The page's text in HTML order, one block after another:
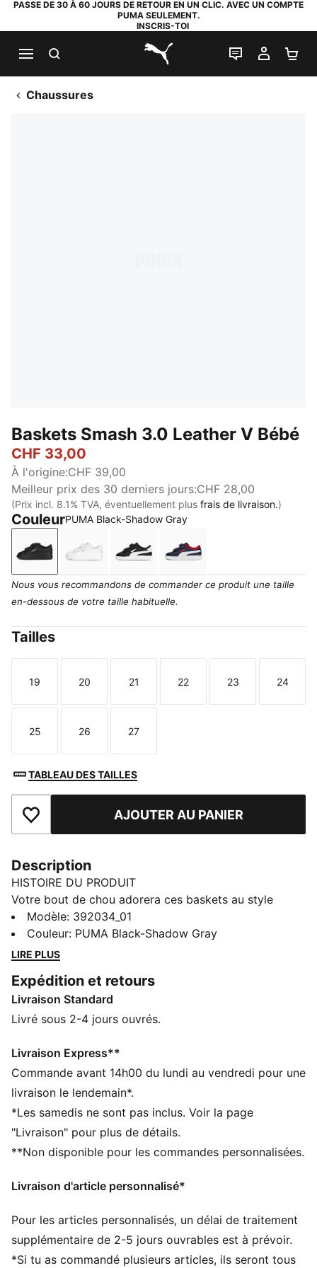
PASSE DE 30 À 60 JOURS DE RETOUR EN UN CLIC. AVEC UN COMPTE
PUMA SEULEMENT.
INSCRIS-TOI
PUMA.com
LIVE CHAT
MON
Chaussures
Baskets Smash 3.0 Leather V Bébé
CHF 33,00
À l'origine:CHF 39,00
Meilleur prix des 30 derniers jours:CHF 28,00
(Prix incl. 8.1% TVA, éventuellement plus frais de livraison.)
CouleurPUMA Black-Shadow Gray
PUMA Black-Shadow Gray
PUMA White-Cool Light Gray
PUMA Black-PUMA White
PUMA Navy-PUMA
Nous vous recommandons de commander ce produit une taille
en-dessous de votre taille habituelle.
Tailles
Taille
19
Taille
20
Taille
21
Taille
22
Taille
23
Taille
24
Taille
25
Taille
26
Taille
27
TABLEAU DES TAILLES
Ajouter aux favorisAJOUTER AU PANIER
Description
HISTOIRE DU PRODUIT
Votre bout de chou adorera ces baskets au style
épuré. Version actualisée d’un modèle classique, ces
chaussures sont dotées de nombreux détails astucieux
et de lignes épurées qui offrent une élégance naturelle
chou. Un modèle qui va tout casser.
CARACTÉRISTIQUES + AVANTAGES
SOFTFOAM+ : semelle intérieure confortable de
talon ultra-épais
DÉTAILS
Tige en cuir
Semelle intermédiaire en caoutchouc
Semelle extérieure en caoutchouc
Bande PUMA Formstrip sur les côtés intérieur et
Détails PUMA
0 à 4 ans
Modèle: 392034_01
Couleur: PUMA Black-Shadow Gray
LIRE PLUS
Expédition et retours
Livraison Standard
Livré sous 2-4 jours ouvrés.
Livraison Express**
Commande avant 14h00 du lundi au vendredi pour une
livraison le lendemain*.
*Les samedis ne sont pas inclus. Voir la page
"Livraison" pour plus de détails.
**Non disponible pour les commandes personnalisées.
Livraison d'article personnalisé*
Pour les articles personnalisés, un délai de traitement
supplémentaire de 2-5 jours ouvrables est à prévoir.
*Si tu as commandé plusieurs articles, ils seront tous